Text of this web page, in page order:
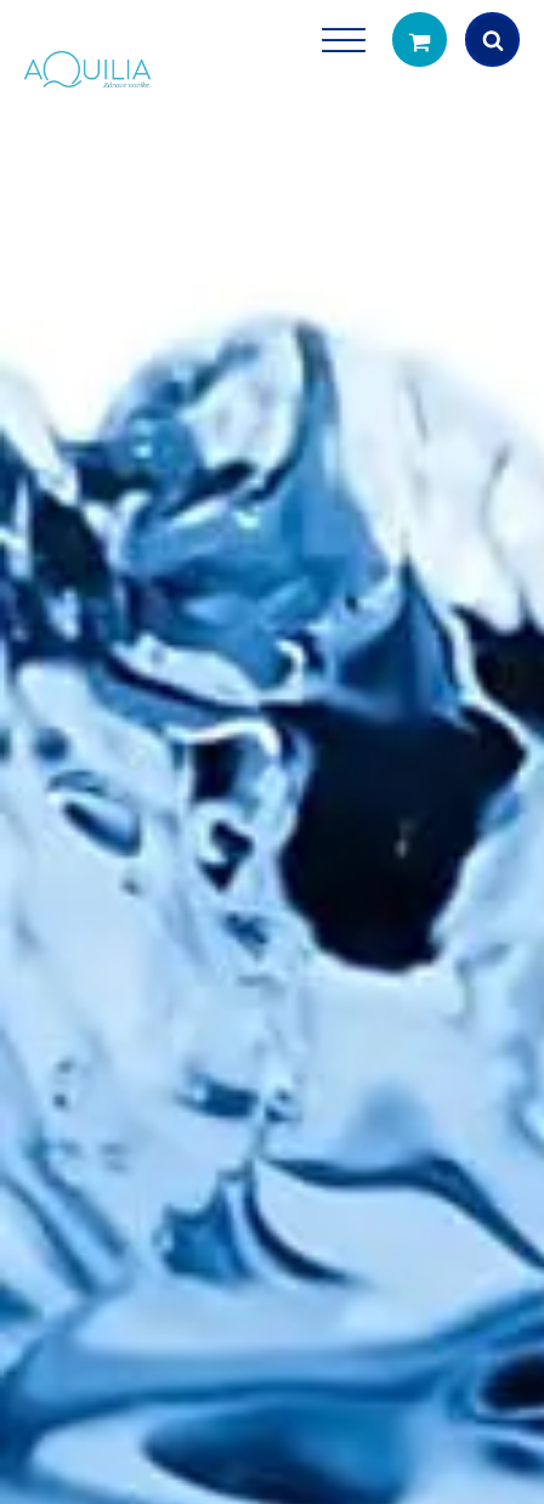
Tuš glave
filtriranje vode za tuširanje
Vrčevi za
Potpuno prijenosno
čistu vodu za